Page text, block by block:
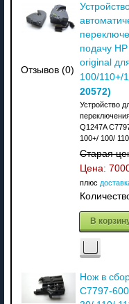
Отзывов (0)
подачу
original
100/110+/
20572)
Устройство
Q1247A
100+/ 100/
Старая
Цена:
плюс
В
Нож в
C7797-